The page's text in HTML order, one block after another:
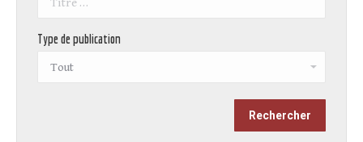
Type de publication